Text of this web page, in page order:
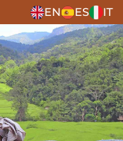
EN ES IT